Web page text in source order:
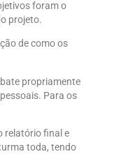
foram o
projeto.
de como os
propriamente
Para os
relatório final e
toda, tendo